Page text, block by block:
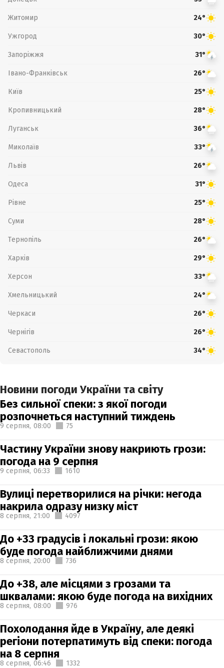
Житомир 24°
Ужгород 30°
Запоріжжя 31°
Івано-Франківськ 26°
Київ 25°
Кропивницький 28°
Луганськ 36°
Миколаїв 33°
Львів 26°
Одеса 31°
Рівне 25°
Суми 28°
Тернопіль 26°
Харків 29°
Херсон 33°
Хмельницький 24°
Черкаси 26°
Чернігів 26°
Севастополь 34°
Новини погоди України та світу
Без сильної спеки: з якої погоди
розпочнеться наступний тиждень
9 серпня, 08:00 75
Частину України знову накриють грози:
погода на 9 серпня
9 серпня, 06:33 1610
Вулиці перетворилися на річки: негода
накрила одразу низку міст
8 серпня, 21:00 4097
До +33 градусів і локальні грози: якою
буде погода найближчими днями
8 серпня, 20:00 736
До +38, але місцями з грозами та
шквалами: якою буде погода на вихідних
8 серпня, 08:00 976
Похолодання йде в Україну, але деякі
регіони потерпатимуть від спеки: погода
на 8 серпня
8 серпня, 06:46 1332